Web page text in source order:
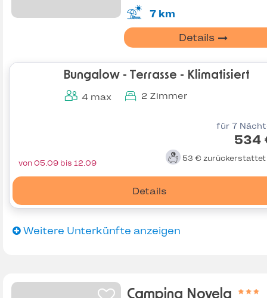
7 km
Details
Bungalow - Terrasse - Klimatisiert
4 max 2 Zimmer
für 7
534
53 € zurückerstattet
Details
von 05.09 bis 12.09
Weitere Unterkünfte anzeigen
Camping Novela